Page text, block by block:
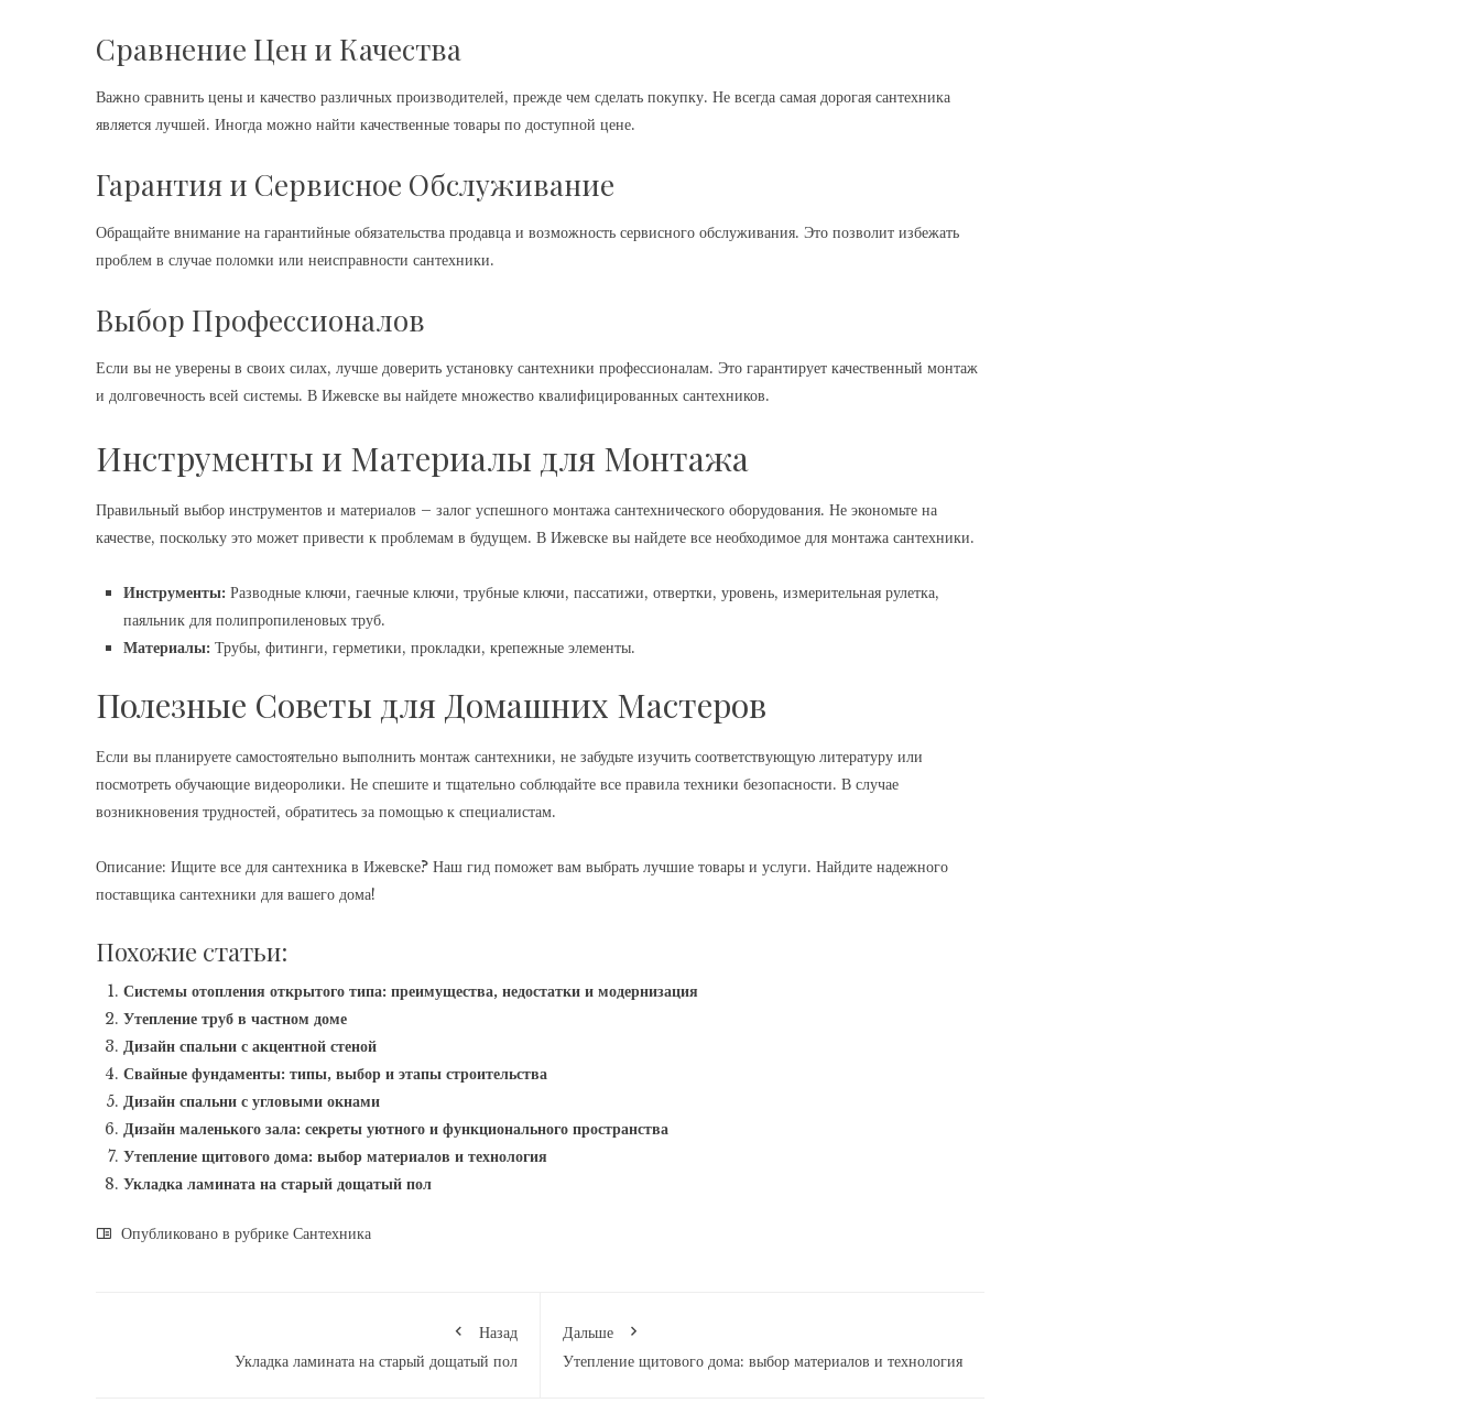
Сравнение Цен и Качества
Важно сравнить цены и качество различных производителей, прежде чем сделать покупку. Не всегда самая дорогая сантехника
является лучшей. Иногда можно найти качественные товары по доступной цене.
Гарантия и Сервисное Обслуживание
Обращайте внимание на гарантийные обязательства продавца и возможность сервисного обслуживания. Это позволит избежать
проблем в случае поломки или неисправности сантехники.
Выбор Профессионалов
Если вы не уверены в своих силах, лучше доверить установку сантехники профессионалам. Это гарантирует качественный монтаж
и долговечность всей системы. В Ижевске вы найдете множество квалифицированных сантехников.
Инструменты и Материалы для Монтажа
Правильный выбор инструментов и материалов – залог успешного монтажа сантехнического оборудования. Не экономьте на
качестве, поскольку это может привести к проблемам в будущем. В Ижевске вы найдете все необходимое для монтажа сантехники.
Инструменты: Разводные ключи, гаечные ключи, трубные ключи, пассатижи, отвертки, уровень, измерительная рулетка,
паяльник для полипропиленовых труб.
Материалы: Трубы, фитинги, герметики, прокладки, крепежные элементы.
Полезные Советы для Домашних Мастеров
Если вы планируете самостоятельно выполнить монтаж сантехники, не забудьте изучить соответствующую литературу или
посмотреть обучающие видеоролики. Не спешите и тщательно соблюдайте все правила техники безопасности. В случае
возникновения трудностей, обратитесь за помощью к специалистам.
Описание: Ищите все для сантехника в Ижевске? Наш гид поможет вам выбрать лучшие товары и услуги. Найдите надежного
поставщика сантехники для вашего дома!
Похожие статьи:
Системы отопления открытого типа: преимущества, недостатки и модернизация
Утепление труб в частном доме
Дизайн спальни с акцентной стеной
Свайные фундаменты: типы, выбор и этапы строительства
Дизайн спальни с угловыми окнами
Дизайн маленького зала: секреты уютного и функционального пространства
Утепление щитового дома: выбор материалов и технология
Укладка ламината на старый дощатый пол
Опубликовано в рубрике Сантехника
Назад
Укладка ламината на старый дощатый пол
Дальше
Утепление щитового дома: выбор материалов и технология